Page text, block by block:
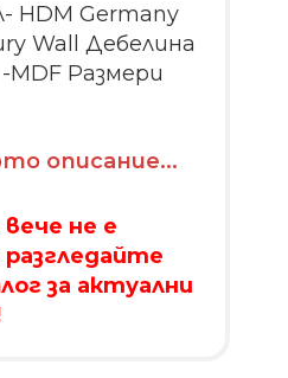
HDM Germany
Wall Дебелина
Размери
описание...
не е
разгледайте
за актуални